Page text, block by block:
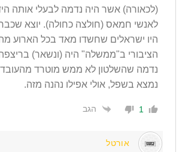
(לכאורה) אשר היה נדמה לבעלי אותה
לאנשי חמאס (חולצה כחולה). יוצא
היו ישראלים שחשדו מאד בכל הארוע
הציבורי ב"ממשלה" היה (ונשאר)
נדמה שהשלטון לא ממש מוטרד
נמצא בשפל, אולי אפילו נהנה מזה.
1 הגב
אורטל